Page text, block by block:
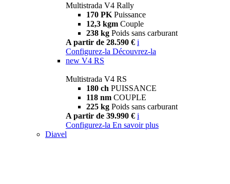
Multistrada V4 Rally
170 PK Puissance
12,3 kgm Couple
238 kg Poids sans carburant
A partir de 28.590 € i
Configurez-la Découvrez-la
new V4 RS
Multistrada V4 RS
180 ch PUISSANCE
118 nm COUPLE
225 kg Poids sans carburant
A partir de 39.990 € i
Configurez-la En savoir plus
Diavel